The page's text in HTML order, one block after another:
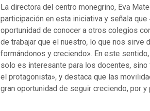
La directora del centro monegrino, Eva
participación en esta iniciativa y señala
oportunidad de conocer a otros colegios
de trabajar que el nuestro, lo que nos sirve
formándonos y creciendo». En este
solo es interesante para los docentes, sino
el protagonista», y destaca que las
gran oportunidad de seguir creciendo, por y